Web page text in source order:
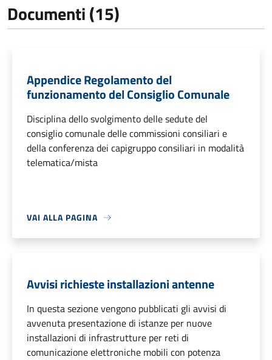
Documenti (15)
Appendice Regolamento del
funzionamento del Consiglio Comunale
Disciplina dello svolgimento delle sedute del
consiglio comunale delle commissioni consiliari e
della conferenza dei capigruppo consiliari in modalità
telematica/mista
VAI ALLA PAGINA
Avvisi richieste installazioni antenne
In questa sezione vengono pubblicati gli avvisi di
avvenuta presentazione di istanze per nuove
installazioni di infrastrutture per reti di
comunicazione elettroniche mobili con potenza